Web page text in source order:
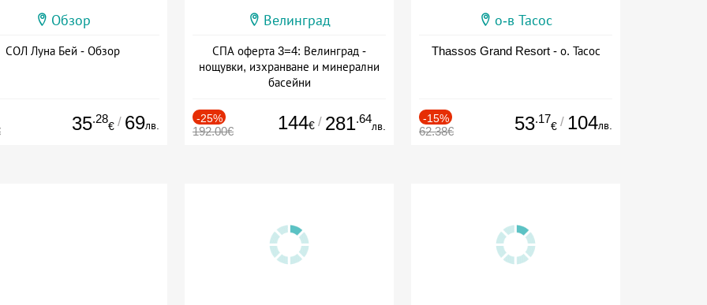
Обзор
СОЛ Луна Бей - Обзор
35.28
€ / 69лв.
Велинград
СПА оферта 3=4: Велинград -
нощувки, изхранване и минерални
басейни
-25%
192.00€ 144€ / 281.64
лв.
о-в Тасос
Thassos Grand Resort - о. Тасос
-15%
62.38€ 53.17
€ / 104лв.